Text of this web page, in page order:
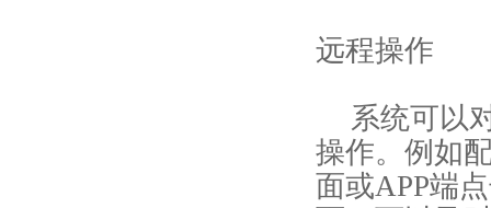
远程操作
系统可以
操作。例如
面或APP端